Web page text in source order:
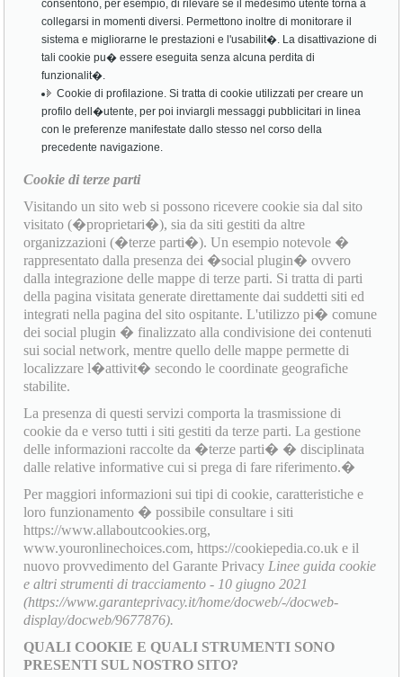
consentono, per esempio, di rilevare se il medesimo utente torna a
collegarsi in momenti diversi. Permettono inoltre di monitorare il
sistema e migliorarne le prestazioni e l'usabilit�. La disattivazione di
tali cookie pu� essere eseguita senza alcuna perdita di
funzionalit�.
Cookie di profilazione. Si tratta di cookie utilizzati per creare un
profilo dell�utente, per poi inviargli messaggi pubblicitari in linea
con le preferenze manifestate dallo stesso nel corso della
precedente navigazione.
Cookie di terze parti
Visitando un sito web si possono ricevere cookie sia dal sito
visitato (�proprietari�), sia da siti gestiti da altre
organizzazioni (�terze parti�). Un esempio notevole �
rappresentato dalla presenza dei �social plugin� ovvero
dalla integrazione delle mappe di terze parti. Si tratta di parti
della pagina visitata generate direttamente dai suddetti siti ed
integrati nella pagina del sito ospitante. L'utilizzo pi� comune
dei social plugin � finalizzato alla condivisione dei contenuti
sui social network, mentre quello delle mappe permette di
localizzare l�attivit� secondo le coordinate geografiche
stabilite.
La presenza di questi servizi comporta la trasmissione di
cookie da e verso tutti i siti gestiti da terze parti. La gestione
delle informazioni raccolte da �terze parti� � disciplinata
dalle relative informative cui si prega di fare riferimento.�
Per maggiori informazioni sui tipi di cookie, caratteristiche e
loro funzionamento � possibile consultare i siti
https://www.allaboutcookies.org,
www.youronlinechoices.com, https://cookiepedia.co.uk e il
nuovo provvedimento del Garante Privacy Linee guida cookie
e altri strumenti di tracciamento - 10 giugno 2021
(https://www.garanteprivacy.it/home/docweb/-/docweb-
display/docweb/9677876).
QUALI COOKIE E QUALI STRUMENTI SONO
PRESENTI SUL NOSTRO SITO?